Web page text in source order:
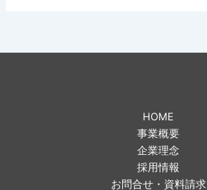
HOME
事業概要
企業理念
採用情報
お問合せ・資料請求